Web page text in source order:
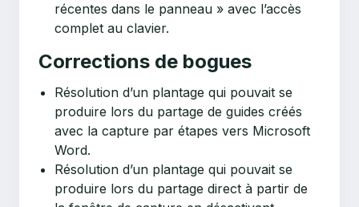
récentes dans le panneau » avec l’accès
complet au clavier.
Corrections de bogues
Résolution d’un plantage qui pouvait se
produire lors du partage de guides créés
avec la capture par étapes vers Microsoft
Word.
Résolution d’un plantage qui pouvait se
produire lors du partage direct à partir de